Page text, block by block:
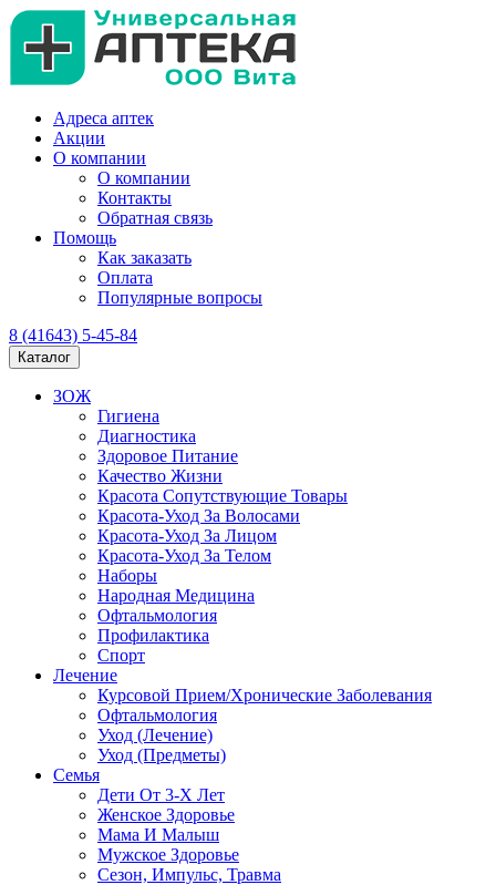
Адреса аптек
Акции
О компании
О компании
Контакты
Обратная связь
Помощь
Как заказать
Оплата
Популярные вопросы
8 (41643) 5-45-84
Каталог
ЗОЖ
Гигиена
Диагностика
Здоровое Питание
Качество Жизни
Красота Сопутствующие Товары
Красота-Уход За Волосами
Красота-Уход За Лицом
Красота-Уход За Телом
Наборы
Народная Медицина
Офтальмология
Профилактика
Спорт
Лечение
Курсовой Прием/Хронические Заболевания
Офтальмология
Уход (Лечение)
Уход (Предметы)
Семья
Дети От 3-Х Лет
Женское Здоровье
Мама И Малыш
Мужское Здоровье
Сезон, Импульс, Травма